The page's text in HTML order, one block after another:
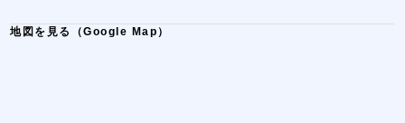
地図を見る（Google Map）